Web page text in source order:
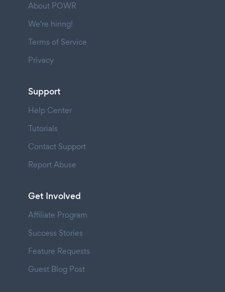
About POWR
We're hiring!
Terms of Service
Privacy
Support
Help Center
Tutorials
Contact Support
Report Abuse
Get Involved
Affiliate Program
Success Stories
Feature Requests
Guest Blog Post